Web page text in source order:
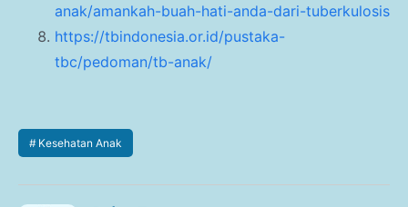
anak/amankah-buah-hati-anda-dari-tuberkulosis
https://tbindonesia.or.id/pustaka-
tbc/pedoman/tb-anak/
Kesehatan Anak